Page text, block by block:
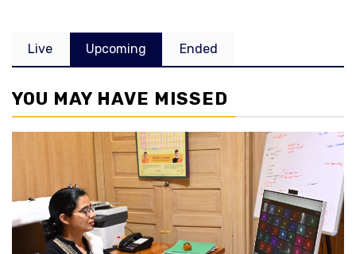
Live Upcoming Ended
YOU MAY HAVE MISSED